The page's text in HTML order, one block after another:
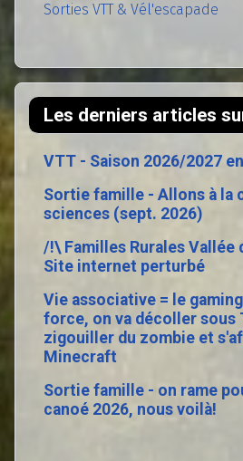
Sorties VTT & Vél'escapade
Les derniers articles
VTT - Saison 2026/2027
Sortie famille - Allons à la
sciences (sept. 2026)
/!\ Familles Rurales Vallée
Site internet perturbé
Vie associative = le
force, on va décoller sous
zigouiller du zombie et
Minecraft
Sortie famille - on rame
canoé 2026, nous voilà!